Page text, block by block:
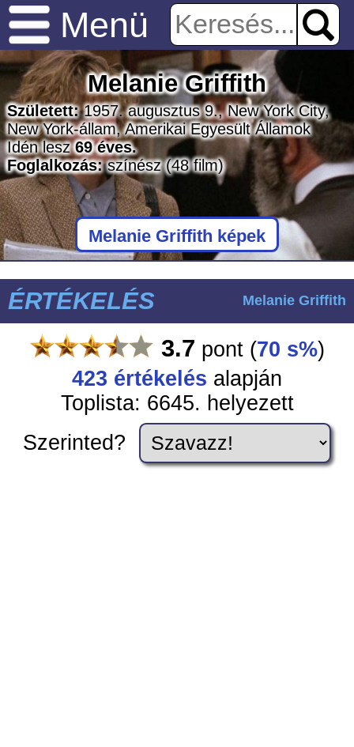
Menü
Melanie Griffith
Született:1957. augusztus 9., New York City,
New York-állam, Amerikai Egyesült Államok
Idén lesz69 éves.
Foglalkozás:színész(48 film)
Melanie Griffith képek
ÉRTÉKELÉS Melanie Griffith
3.7 pont (70 s%)
423 értékelés alapján
Toplista: 6645. helyezett
Szerinted?